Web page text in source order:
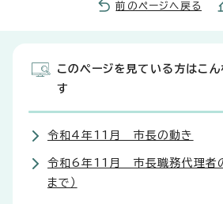
前のページへ戻る
このページを見ている方はこ
す
令和4年11月 市長の動き
令和6年11月 市長職務代理者
まで）